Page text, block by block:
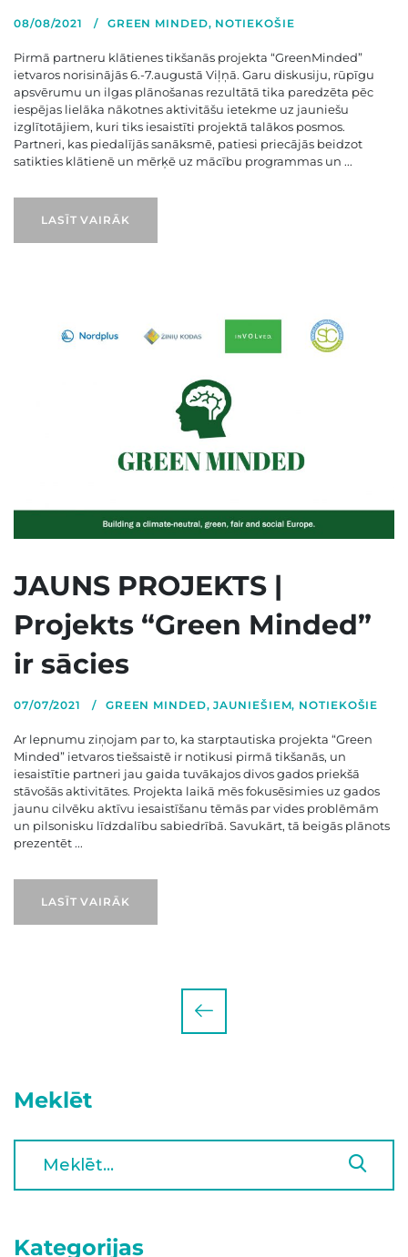
08/08/2021 GREEN MINDED, NOTIEKOŠIE
Pirmā partneru klātienes tikšanās projekta “GreenMinded”
ietvaros norisinājās 6.-7.augustā Viļņā. Garu diskusiju, rūpīgu
apsvērumu un ilgas plānošanas rezultātā tika paredzēta pēc
iespējas lielāka nākotnes aktivitāšu ietekme uz jauniešu
izglītotājiem, kuri tiks iesaistīti projektā talākos posmos.
Partneri, kas piedalījās sanāksmē, patiesi priecājās beidzot
satikties klātienē un mērķē uz mācību programmas un ...
LASĪT VAIRĀK
JAUNS PROJEKTS |
Projekts “Green Minded”
ir sācies
07/07/2021 GREEN MINDED,JAUNIEŠIEM, NOTIEKOŠIE
Ar lepnumu ziņojam par to, ka starptautiska projekta “Green
Minded” ietvaros tiešsaistē ir notikusi pirmā tikšanās, un
iesaistītie partneri jau gaida tuvākajos divos gados priekšā
stāvošās aktivitātes. Projekta laikā mēs fokusēsimies uz gados
jaunu cilvēku aktīvu iesaistīšanu tēmās par vides problēmām
un pilsonisku līdzdalību sabiedrībā. Savukārt, tā beigās plānots
prezentēt ...
LASĪT VAIRĀK
Meklēt
Kategorijas